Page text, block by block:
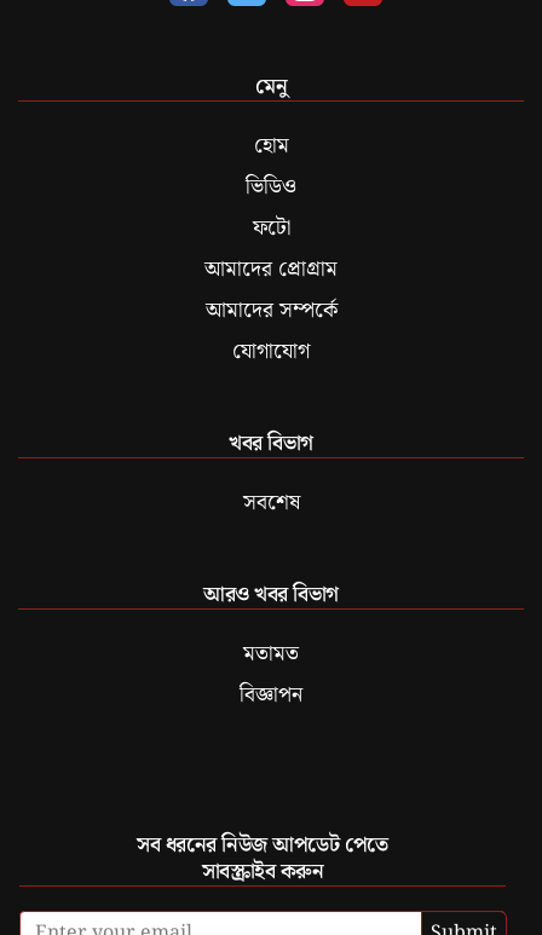
মেনু
হোম
ভিডিও
ফটো
আমাদের প্রোগ্রাম
আমাদের সম্পর্কে
যোগাযোগ
খবর বিভাগ
সবশেষ
আরও খবর বিভাগ
মতামত
বিজ্ঞাপন
সব ধরনের নিউজ আপডেট পেতে
সাবস্ক্রাইব করুন